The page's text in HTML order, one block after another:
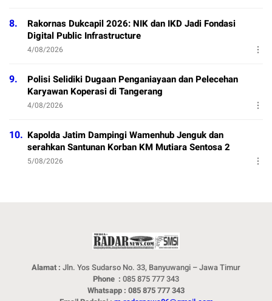
8.
Rakornas Dukcapil 2026: NIK dan IKD Jadi Fondasi
Digital Public Infrastructure
4/08/2026
9.
Polisi Selidiki Dugaan Penganiayaan dan Pelecehan
Karyawan Koperasi di Tangerang
4/08/2026
10. Kapolda Jatim Dampingi Wamenhub Jenguk dan
serahkan Santunan Korban KM Mutiara Sentosa 2
5/08/2026
Alamat : Jln. Yos Sudarso No. 33, Banyuwangi – Jawa Timur
Phone : 085 875 777 343
Whatsapp : 085 875 777 343